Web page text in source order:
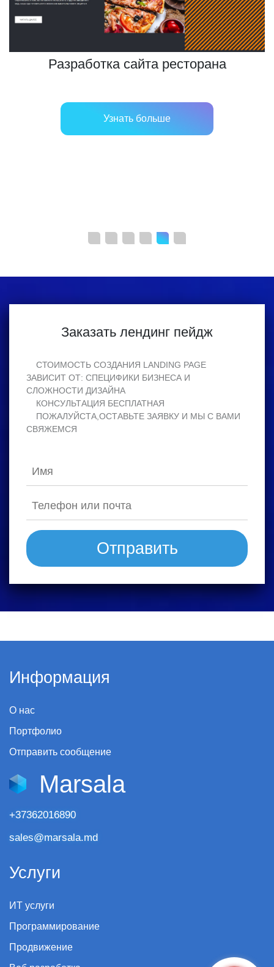
Разработка сайта ресторана
Узнать больше
Заказать лендинг пейдж
СТОИМОСТЬ СОЗДАНИЯ LANDING PAGE
ЗАВИСИТ ОТ: СПЕЦИФИКИ БИЗНЕСА И
СЛОЖНОСТИ ДИЗАЙНА
КОНСУЛЬТАЦИЯ БЕСПЛАТНАЯ
ПОЖАЛУЙСТА,ОСТАВЬТЕ ЗАЯВКУ И МЫ С ВАМИ
СВЯЖЕМСЯ
Отправить
Информация
О нас
Портфолио
Отправить сообщение
Marsala
+37362016890
sales@marsala.md
Услуги
ИТ услуги
Программирование
Продвижение